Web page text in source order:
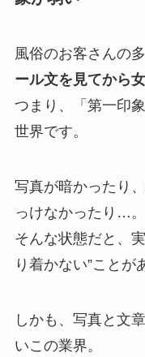
風俗のお客さんの
ール文を見てから
つまり、「第一印
世界です。
写真が暗かったり
っけなかったり…。
そんな状態だと、
り着かない”ことが
しかも、写真と文
いこの業界。